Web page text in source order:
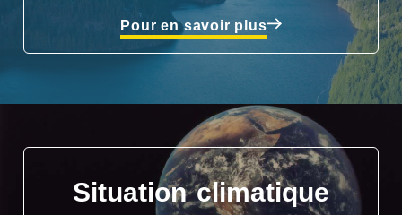
Pour en savoir plus
Situation climatique